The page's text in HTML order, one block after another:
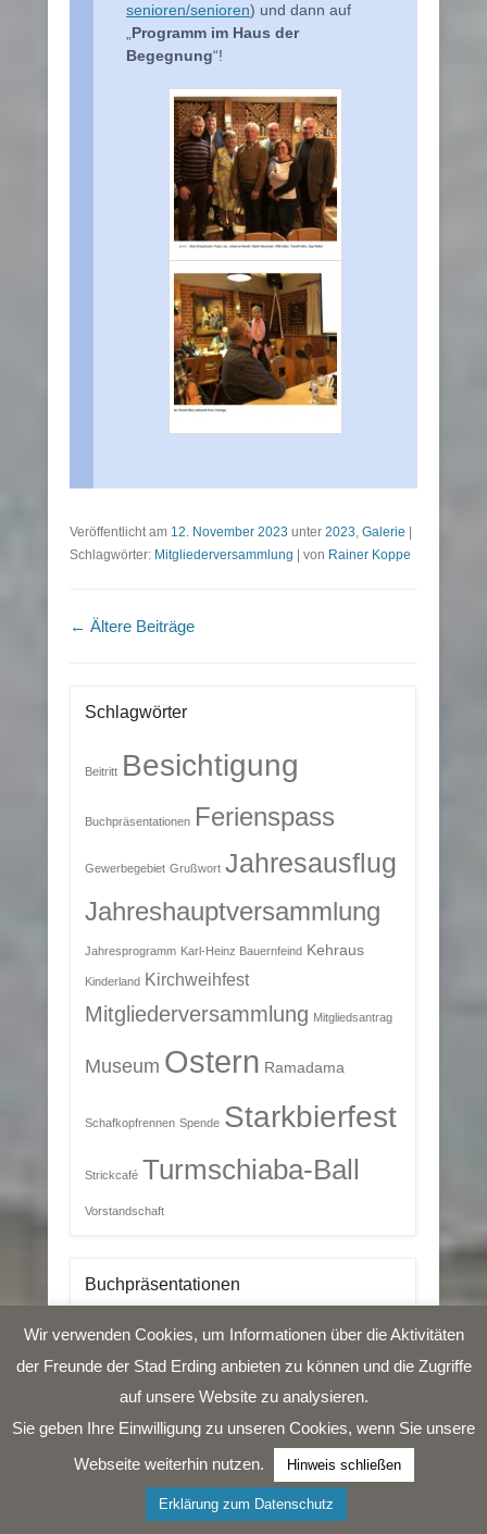
senioren/senioren) und dann auf
„Programm im Haus der
Begegnung“!
Veröffentlicht am 12. November 2023 unter 2023, Galerie
Schlagwörter: Mitgliederversammlung von Rainer Koppe
Beitragsnavigation
← Ältere Beiträge
Schlagwörter
Beitritt Besichtigung
Buchpräsentationen Ferienspass
Gewerbegebiet Grußwort Jahresausflug
Jahreshauptversammlung
Jahresprogramm Karl-Heinz Bauernfeind Kehraus
Kinderland Kirchweihfest
Mitgliederversammlung Mitgliedsantrag
Museum Ostern Ramadama
Schafkopfrennen Spende Starkbierfest
Strickcafé Turmschiaba-Ball
Vorstandschaft
Buchpräsentationen
Verserl und Gedichte (Hans Scherzl)
Datenschutzerklärung
Über uns …
Wir verwenden Cookies, um Informationen über die Aktivitäten
der Freunde der Stad Erding anbieten zu können und die Zugriffe
auf unsere Website zu analysieren.
Sie geben Ihre Einwilligung zu unseren Cookies, wenn Sie unsere
Webseite weiterhin nutzen.
Hinweis schließen
Erklärung zum Datenschutz